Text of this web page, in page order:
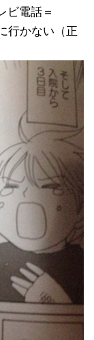
ビ電話＝
行かない（正